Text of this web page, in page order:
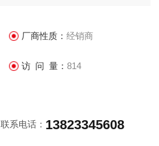
厂商性质： 经销商
访 问 量： 814
联系电话： 13823345608